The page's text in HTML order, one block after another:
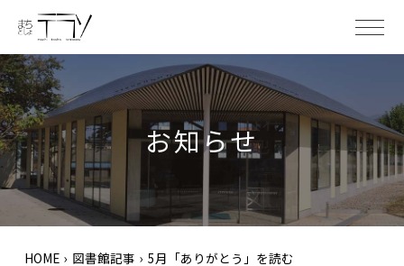
お知らせ
HOME › 図書館記事 › 5月「ありがとう」を読む